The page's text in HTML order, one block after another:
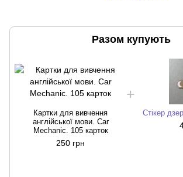
Разом купують
Картки для вивчення
англійської мови. Car
Mechanic. 105 карток
250 грн
Стікер